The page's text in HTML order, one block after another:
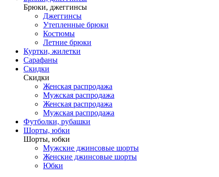
Брюки, джеггинсы
Джеггинсы
Утепленные брюки
Костюмы
Летние брюки
Куртки, жилетки
Сарафаны
Скидки
Скидки
Женская распродажа
Мужская распродажа
Женская распродажа
Мужская распродажа
Футболки, рубашки
Шорты, юбки
Шорты, юбки
Мужские джинсовые шорты
Женские джинсовые шорты
Юбки